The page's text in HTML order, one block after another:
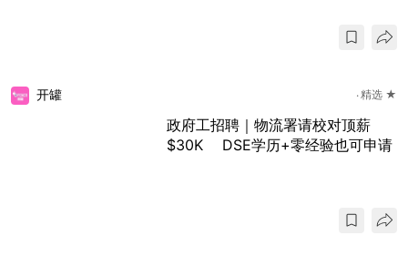
开罐 精选 ★
政府工招聘｜物流署请校对顶薪
$30K DSE学历+零经验也可申请